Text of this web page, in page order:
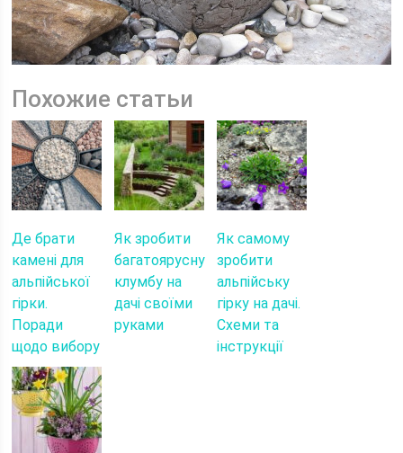
Похожие статьи
Де брати
камені для
альпійської
гірки.
Поради
щодо вибору
Як зробити
багатоярусну
клумбу на
дачі своїми
руками
Як самому
зробити
альпійську
гірку на дачі.
Схеми та
інструкції